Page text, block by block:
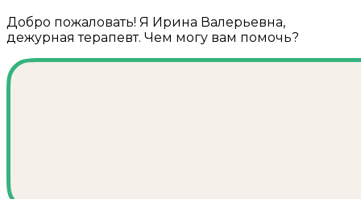
Добро пожаловать! Я Ирина Валерьевна,
дежурная терапевт. Чем могу вам помочь?